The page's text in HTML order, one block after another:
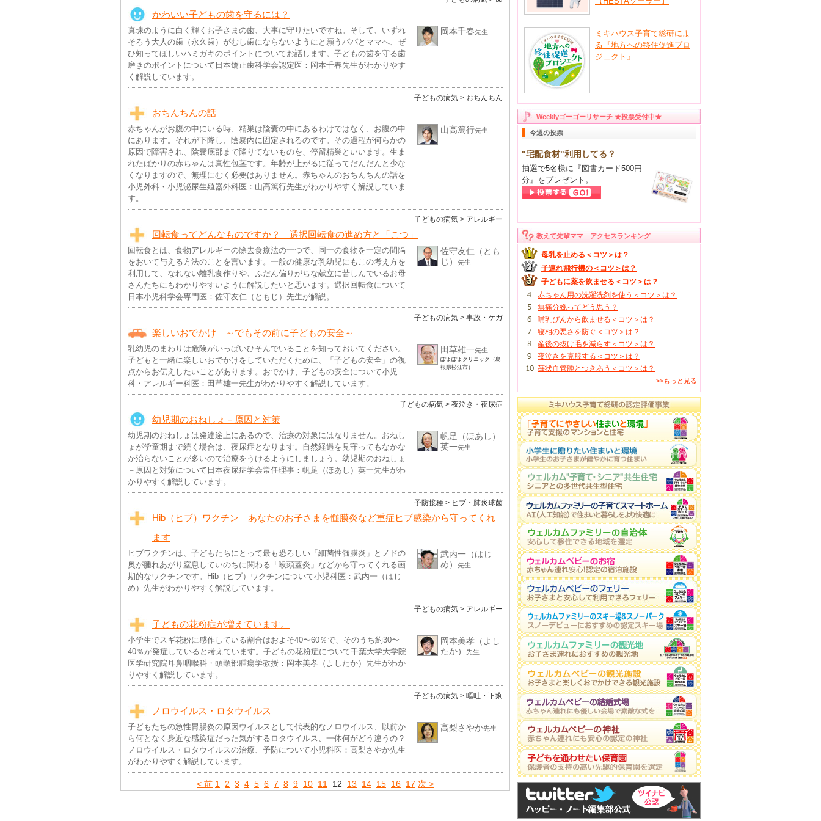
かわいい子どもの歯を守るには？
真珠のように白く輝くお子さまの歯、大事に守りたいですね。そして、いずれ
そろう大人の歯（永久歯）がむし歯にならないようにと願うパパとママへ、ぜ
ひ知ってほしいハミガキのポイントについてお話します。子どもの歯を守る歯
磨きのポイントについて日本矯正歯科学会認定医：岡本千春先生がわかりやす
く解説しています。
岡本千春先生
子どもの病気 > おちんちん
おちんちんの話
赤ちゃんがお腹の中にいる時、精巣は陰嚢の中にあるわけではなく、お腹の中
にあります。それが下降し、陰嚢内に固定されるのです。その過程が何らかの
原因で障害され、陰嚢底部まで降りてないものを、停留精巣といいます。生ま
れたばかりの赤ちゃんは真性包茎です。年齢が上がるに従ってだんだんと少な
くなりますので、無理にむく必要はありません。赤ちゃんのおちんちんの話を
小児外科・小児泌尿生殖器外科医：山高篤行先生がわかりやすく解説していま
す。
山高篤行先生
子どもの病気 > アレルギー
回転食ってどんなものですか？ 選択回転食の進め方と「こつ」
回転食とは、食物アレルギーの除去食療法の一つで、同一の食物を一定の間隔
をおいて与える方法のことを言います。一般の健康な乳幼児にもこの考え方を
利用して、なれない離乳食作りや、ふだん偏りがちな献立に苦しんでいるお母
さんたちにもわかりやすいように解説したいと思います。選択回転食について
日本小児科学会専門医：佐守友仁（ともじ）先生が解説。
佐守友仁（とも
じ）
先生
子どもの病気 > 事故・ケガ
楽しいおでかけ ～でもその前に子どもの安全～
乳幼児のまわりは危険がいっぱいひそんでいることを知っておいてください。
子どもと一緒に楽しいおでかけをしていただくために、「子どもの安全」の視
点からお伝えしたいことがあります。おでかけ、子どもの安全について小児
科・アレルギー科医：田草雄一先生がわかりやすく解説しています。
田草雄一先生
ぽよぽよクリニック（島
根県松江市）
子どもの病気 > 夜泣き・夜尿症
幼児期のおねしょ－原因と対策
幼児期のおねしょは発達途上にあるので、治療の対象にはなりません。おねし
ょが学童期まで続く場合は、夜尿症となります。自然経過を見守ってもなかな
か治らないことが多いので治療をうけるようにしましょう。幼児期のおねしょ
－原因と対策について日本夜尿症学会常任理事：帆足（ほあし）英一先生がわ
かりやすく解説しています。
帆足（ほあし）
英一先生
予防接種 > ヒブ・肺炎球菌
Hib（ヒブ）ワクチン あなたのお子さまを髄膜炎など重症ヒブ感染から守ってくれ
ます
ヒブワクチンは、子どもたちにとって最も恐ろしい「細菌性髄膜炎」とノドの
奥が腫れあがり窒息していのちに関わる「喉頭蓋炎」などから守ってくれる画
期的なワクチンです。Hib（ヒブ）ワクチンについて小児科医：武内一（はじ
め）先生がわかりやすく解説しています。
武内一（はじ
め）
先生
子どもの病気 > アレルギー
子どもの花粉症が増えています。
小学生でスギ花粉に感作している割合はおよそ40〜60％で、そのうち約30〜
40％が発症していると考えています。子どもの花粉症について千葉大学大学院
医学研究院耳鼻咽喉科・頭頸部腫瘍学教授：岡本美孝（よしたか）先生がわか
りやすく解説しています。
岡本美孝（よし
たか）
先生
子どもの病気 > 嘔吐・下痢
ノロウイルス・ロタウイルス
子どもたちの急性胃腸炎の原因ウイルスとして代表的なノロウイルス、以前か
ら何となく身近な感染症だった気がするロタウイルス、一体何がどう違うの？
ノロウイルス・ロタウイルスの治療、予防について小児科医：高梨さやか先生
がわかりやすく解説しています。
高梨さやか先生
< 前 1 2 3 4 5 6 7 8 9 10 11 12 13 14 15 16 17 次 >
ミキハウス子育て総研によ
る『地方への移住促進プロ
ジェクト』
Weeklyゴーゴーリサーチ ★投票受付中★
今週の投票
"宅配食材"利用してる？
抽選で5名様に『図書カード500円
分』をプレゼント。
教えて先輩ママ アクセスランキング
母乳を止める＜コツ＞は？
子連れ飛行機の＜コツ＞は？
子どもに薬を飲ませる＜コツ＞は？
赤ちゃん用の洗濯洗剤を使う＜コツ＞は？
無痛分娩ってどう思う？
哺乳びんから飲ませる＜コツ＞は？
寝相の悪さを防ぐ＜コツ＞は？
産後の抜け毛を減らす＜コツ＞は？
夜泣きを克服する＜コツ＞は？
苺状血管腫とつきあう＜コツ＞は？
>>もっと見る